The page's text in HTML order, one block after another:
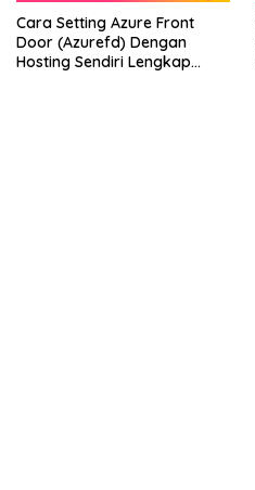
Cara Setting Azure Front
Door (Azurefd) Dengan
Hosting Sendiri Lengkap